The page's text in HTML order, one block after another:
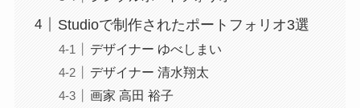
Studioで制作されたポートフォリオ3選
デザイナー ゆべしまい
デザイナー 清水翔太
画家 高田 裕子